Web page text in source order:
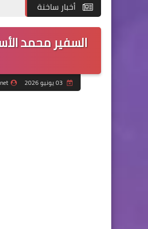
أخبار ساخنة
السفير محمد